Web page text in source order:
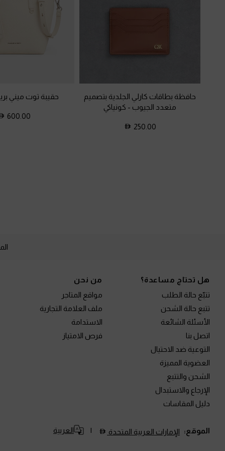
حافظة بطاقات كارلي الجلدية بتصميم
متعدد الجيوب - كونياكي
250.00
حقيبة توت ميني
600.00
هل تحتاج مساعدة؟
تتبّع حالة الطلب
تتبع حالة الشحن
الأسئلة الشائعة
اتصل بنا
التوعية ضد الاحتيال
العضوية المميزة
الشحن والتتبع
الإرجاع والاستبدال
دليل المقاسات
من نحن
مواقع المتاجر
ملف العلامة التجارية
الاستدامة
فرص الامتياز
الموقع: الإمارات العربية المتحدة العربية